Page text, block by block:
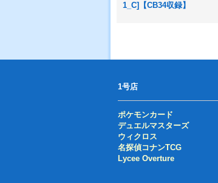
1_C]【CB34収録】
1号店
ポケモンカード
デュエルマスターズ
ウィクロス
名探偵コナンTCG
Lycee Overture